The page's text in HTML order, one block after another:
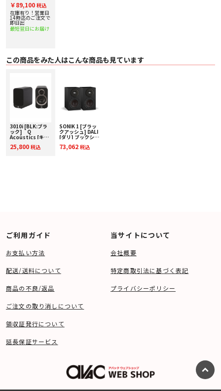
オ] ブックシェル
フスピーカー [ペ
ア] 下取り査定額
20%アップ実施
中！
￥89,100 税込
在庫有り！営業日
14時迄のご注文で
即日出
最短翌日にお届け
この商品をみた人はこんな商品も見ています
3010i [BLK:ブラ
ック] Q
Acoustics [キュ
クス] 1ペア ブッ
25,800 税込
SONIK 1 [ブラッ
クアッシュ] DALI
[ダリ] ブックシェ
[ペア] 下取り査定
73,062 税込
ご利用ガイド
お支払い方法
配送/送料について
商品の不良/返品
ご注文の取り消しについて
領収証発行について
延長保証サービス
当サイトについて
会社概要
特定商取引法に基づく表記
プライバシーポリシー